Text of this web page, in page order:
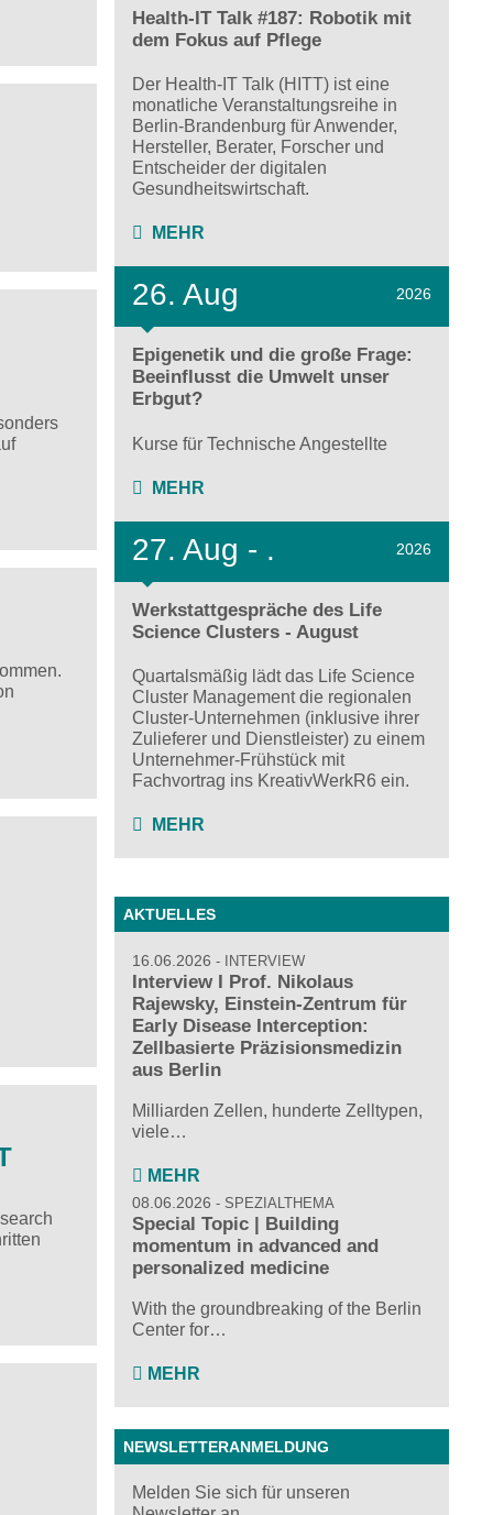
Health-IT Talk #187: Robotik mit
dem Fokus auf Pflege
Der Health-IT Talk (HITT) ist eine
monatliche Veranstaltungsreihe in
Berlin-Brandenburg für Anwender,
Hersteller, Berater, Forscher und
Entscheider der digitalen
Gesundheitswirtschaft.
MEHR
26. Aug 2026
Epigenetik und die große Frage:
Beeinflusst die Umwelt unser
Erbgut?
Kurse für Technische Angestellte
MEHR
27. Aug - . 2026
Werkstattgespräche des Life
Science Clusters - August
Quartalsmäßig lädt das Life Science
Cluster Management die regionalen
Cluster-Unternehmen (inklusive ihrer
Zulieferer und Dienstleister) zu einem
Unternehmer-Frühstück mit
Fachvortrag ins KreativWerkR6 ein.
MEHR
AKTUELLES
16.06.2026 INTERVIEW
Interview I Prof. Nikolaus
Rajewsky, Einstein-Zentrum für
Early Disease Interception:
Zellbasierte Präzisionsmedizin
aus Berlin
Milliarden Zellen, hunderte Zelltypen,
viele…
MEHR
08.06.2026 SPEZIALTHEMA
Special Topic | Building
momentum in advanced and
personalized medicine
With the groundbreaking of the Berlin
Center for…
MEHR
NEWSLETTERANMELDUNG
Melden Sie sich für unseren